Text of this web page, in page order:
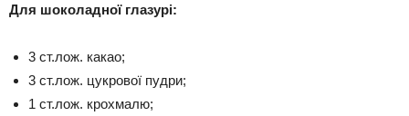
Для шоколадної глазурі:
3 ст.лож. какао;
3 ст.лож. цукрової пудри;
1 ст.лож. крохмалю;